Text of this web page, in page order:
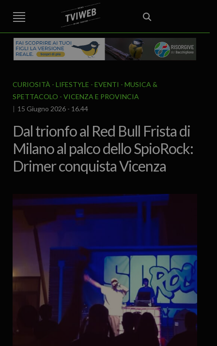
STREET TG CRONACA VENETO
VICENZA E PROVINCIA
AREA BERICA
ECONOMIA ATTUALITA’ POLITICA
EDITORIALE ITALIA E MONDO CURIOSITÀ – LIFESTYLE
CULTURA ARTE
SPORT
IL GRAFFIO FOOD & DRINK FUORIPORTA EROTICO VICENTINO
CURIOSITÀ - LIFESTYLE EVENTI
MUSICA &
SPETTACOLO
VICENZA E PROVINCIA
15 Giugno 2026 - 16.44
Dal trionfo al Red Bull Frista di
Milano al palco dello SpioRock:
Drimer conquista Vicenza